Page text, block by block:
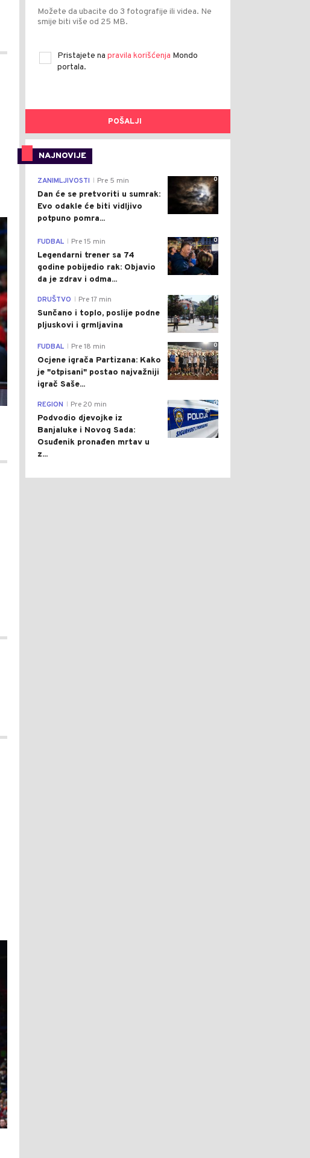
Možete da ubacite do 3 fotografije ili videa. Ne
smije biti više od 25 MB.
Pristajete na pravila korišćenja Mondo
portala.
POŠALJI
NAJNOVIJE
0
ZANIMLJIVOSTI Pre 5 min
Dan će se pretvoriti u sumrak:
Evo odakle će biti vidljivo
potpuno pomra...
0
FUDBAL Pre 15 min
Legendarni trener sa 74
godine pobijedio rak: Objavio
da je zdrav i odma...
0
DRUŠTVO Pre 17 min
Sunčano i toplo, poslije podne
pljuskovi i grmljavina
0
FUDBAL Pre 18 min
Ocjene igrača Partizana: Kako
je "otpisani" postao najvažniji
igrač Saše...
0
REGION Pre 20 min
Podvodio djevojke iz
Banjaluke i Novog Sada:
Osuđenik pronađen mrtav u
z...